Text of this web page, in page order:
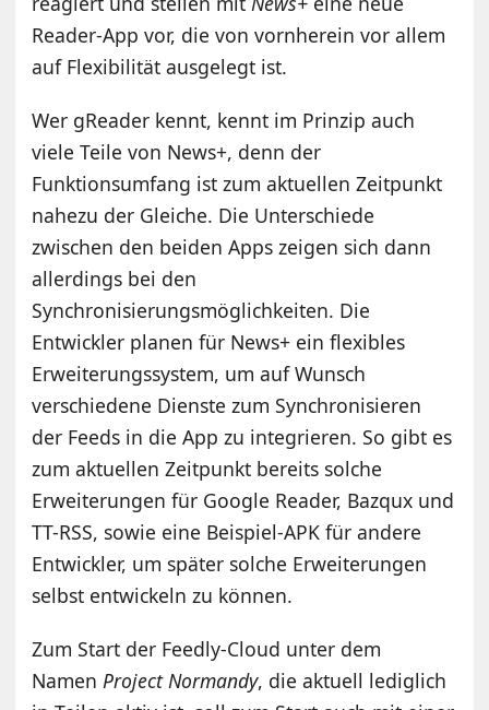
Reader-App vor, die von vornherein vor allem
auf Flexibilität ausgelegt ist.
Wer gReader kennt, kennt im Prinzip auch
viele Teile von News+, denn der
Funktionsumfang ist zum aktuellen Zeitpunkt
nahezu der Gleiche. Die Unterschiede
zwischen den beiden Apps zeigen sich dann
allerdings bei den
Synchronisierungsmöglichkeiten. Die
Entwickler planen für News+ ein flexibles
Erweiterungssystem, um auf Wunsch
verschiedene Dienste zum Synchronisieren
der Feeds in die App zu integrieren. So gibt es
zum aktuellen Zeitpunkt bereits solche
Erweiterungen für Google Reader, Bazqux und
TT-RSS, sowie eine Beispiel-APK für andere
Entwickler, um später solche Erweiterungen
selbst entwickeln zu können.
Zum Start der Feedly-Cloud unter dem
NamenProject Normandy, die aktuell lediglich